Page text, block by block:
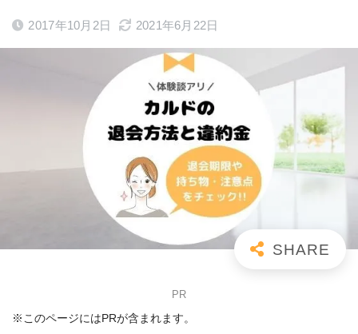
2017年10月2日 2021年6月22日
PR
※このページにはPRが含まれます。